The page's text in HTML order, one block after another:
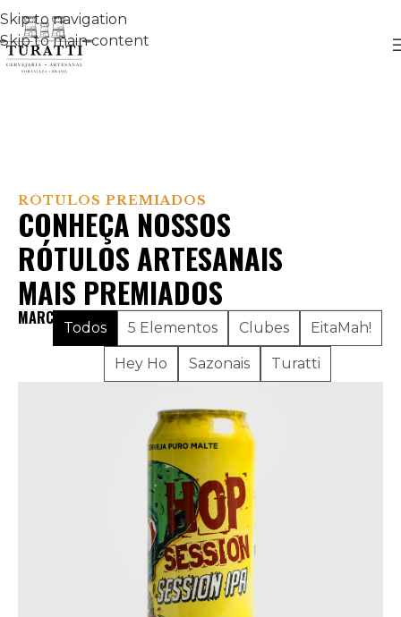
Skip to navigation
Skip to main content
RÓTULOS PREMIADOS
CONHEÇA NOSSOS
RÓTULOS ARTESANAIS
MAIS PREMIADOS
MARCAS: 5 Elementos Clubes EitaMah!
Hey Ho Sazonais Turatti
Todos